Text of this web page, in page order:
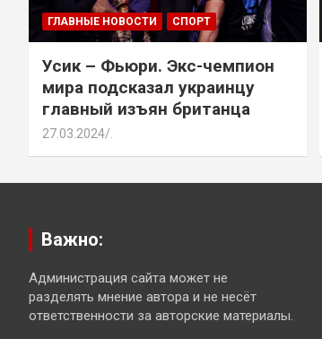
ГЛАВНЫЕ НОВОСТИ СПОРТ
Усик – Фьюри. Экс-чемпион
мира подсказал украинцу
главный изъян британца
27.03.2024
Важно:
Администрация сайта может не
разделять мнение автора и не несёт
ответственности за авторские материалы.